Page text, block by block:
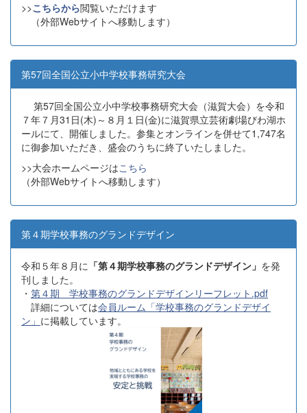
>>こちらから閲覧いただけます
（外部Webサイトへ移動します）
第57回全国公立小中学校事務研究大会
第57回全国公立小中学校事務研究大会（滋賀大会）を令和
７年７月31日(木)～８月１日(金)に滋賀県立芸術劇場びわ湖ホ
ールにて、開催しました。参集とオンラインを併せて1,747名
に御参加いただき、盛会のうちに終了いたしました。
>>大会ホームページはこちら
（外部Webサイトへ移動します）
第４期学校事務のグランドデザイン
令和５年８月に 「第４期学校事務のグランドデザイン」 を発
刊しました。
・ 第４期 学校事務のグランドデザインリーフレット.pdf
詳細については会員ルーム「学校事務のグランドデザイ
ン」 に掲載しています。